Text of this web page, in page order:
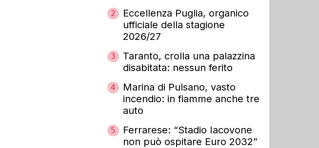
2
Eccellenza Puglia, organico
ufficiale della stagione
2026/27
3
Taranto, crolla una palazzina
disabitata: nessun ferito
4
Marina di Pulsano, vasto
incendio: in fiamme anche tre
auto
5
Ferrarese: “Stadio Iacovone
non può ospitare Euro 2032”